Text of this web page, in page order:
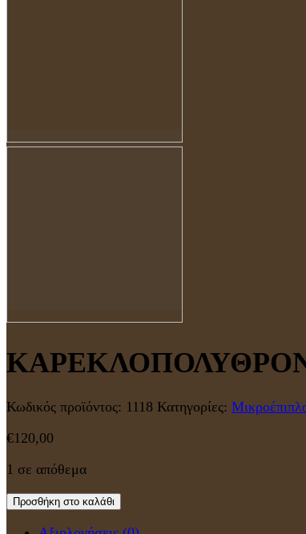
Κωδικός προϊόντος: 1118 Κατηγορίες:
€120,00
1 σε απόθεμα
Προσθήκη στο καλάθι